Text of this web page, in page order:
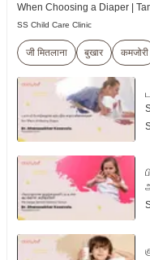
When Choosing a Diaper |
SS Child Care Clinic
जी मितलाना बुखार कमजोरी